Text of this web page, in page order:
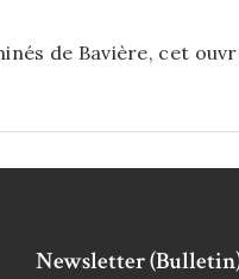
de Bavière, cet
Newsletter